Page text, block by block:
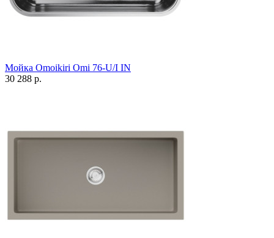
Мойка Omoikiri Omi 76-U/I IN
30 288 р.